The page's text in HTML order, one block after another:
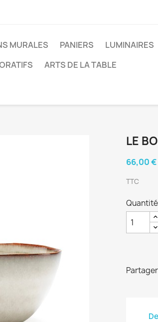
MURALES PANIERS LUMINAIRES
ARTS DE LA TABLE
LE
66,00 €
TTC
Quantité
Partager